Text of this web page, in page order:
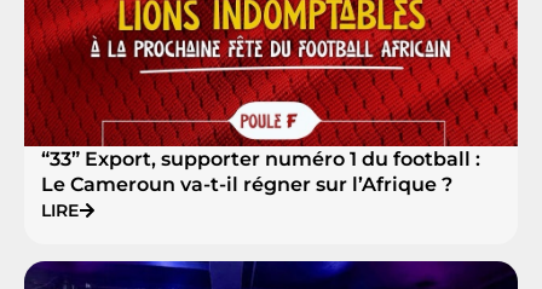
“33” Export, supporter numéro 1 du football :
Le Cameroun va-t-il régner sur l’Afrique ?
LIRE